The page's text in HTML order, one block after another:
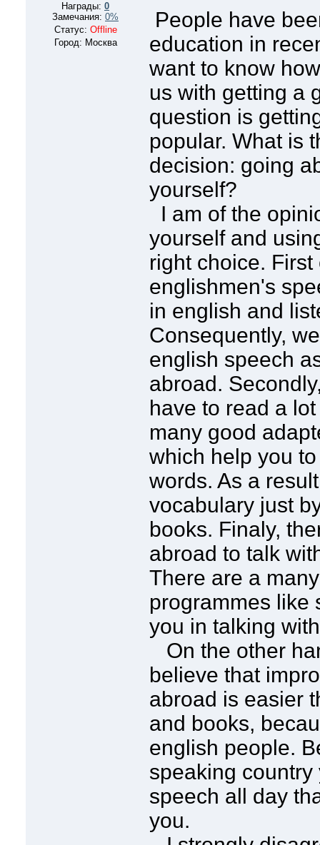
Награды: 0
Замечания: 0%
Статус: Offline
Город: Москва
People have
education in
want to know
us with getting a
question is
popular. What is
decision: going
yourself?
I am of the
yourself and
right choice.
englishmen's
in english and
Consequently,
english speech
abroad.
have to read a
many good
which help you
words. As a
vocabulary just
books. Finaly,
abroad to talk
There are a
programmes like
you in talking
On the other
believe that
abroad is easier
and books,
english people.
speaking
speech all day
you.